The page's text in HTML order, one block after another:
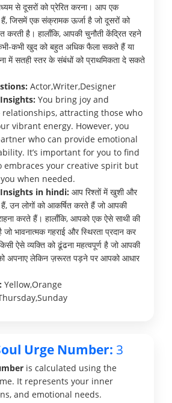
से दूसरों को प्रेरित करना। आप एक
जिसमें एक संक्रामक ऊर्जा है जो दूसरों को
करती है। हालाँकि, आपकी चुनौती केंद्रित रहने
कभी खुद को बहुत अधिक फैला सकते हैं या
में सतही स्तर के संबंधों को प्राथमिकता दे सकते
Actor,Writer,Designer
You bring joy and
attracting those who
vibrant energy. However, you
who can provide emotional
It’s important for you to find
embraces your creative spirit but
when needed.
in hindi: आप रिश्तों में खुशी और
हैं, उन लोगों को आकर्षित करते हैं जो आपकी
करते हैं। हालाँकि, आपको एक ऐसे साथी की
भावनात्मक गहराई और स्थिरता प्रदान कर
ऐसे व्यक्ति को ढूंढना महत्वपूर्ण है जो आपकी
अपनाए लेकिन ज़रूरत पड़ने पर आपको आधार
Yellow,Orange
Urge Number: 3
is calculated using the
It represents your inner
and emotional needs.